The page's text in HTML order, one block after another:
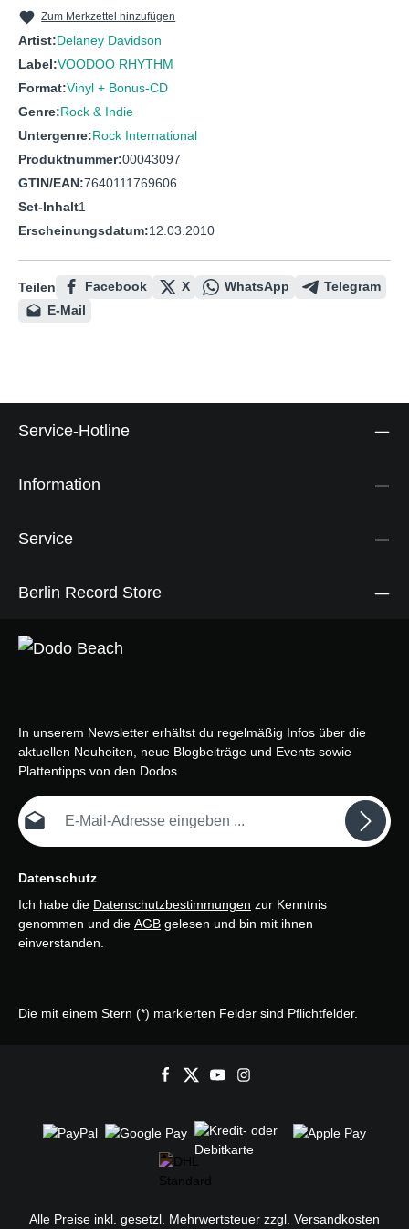
11 Magpe Song
12 Windy City
Something Of Your Own
14 How Lucky You Are
Zum Merkzettel hinzufügen
Artist:Delaney Davidson
Label:VOODOO RHYTHM
Format:Vinyl + Bonus-CD
Genre:Rock & Indie
Untergenre:Rock International
Produktnummer:00043097
GTIN/EAN:7640111769606
Set-Inhalt1
Erscheinungsdatum:12.03.2010
Teilen Facebook X WhatsApp
Telegram
E-Mail
Service-Hotline
Information
Service
Berlin Record Store
In unserem Newsletter erhältst du regelmäßig Infos über die
aktuellen Neuheiten, neue Blogbeiträge und Events sowie
Plattentipps von den Dodos.
E-Mail-Adresse*
Datenschutz
Ich habe die Datenschutzbestimmungen zur Kenntnis
genommen und die AGB gelesen und bin mit ihnen
einverstanden.
Die mit einem Stern (*) markierten Felder sind Pflichtfelder.
Alle Preise inkl. gesetzl. Mehrwertsteuer zzgl. Versandkosten